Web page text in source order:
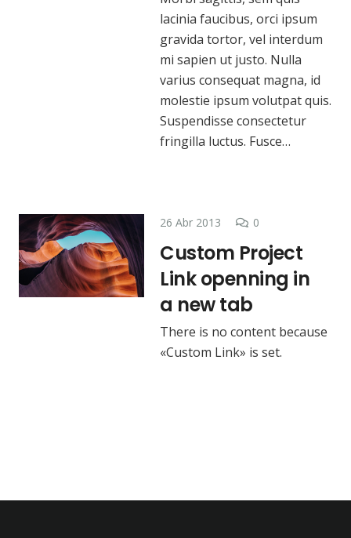
lacinia faucibus, orci ipsum
gravida tortor, vel interdum
mi sapien ut justo. Nulla
varius consequat magna, id
molestie ipsum volutpat quis.
Suspendisse consectetur
fringilla luctus. Fusce…
26 Abr 2013 0
Custom Project
Link openning in
a new tab
There is no content because
«Custom Link» is set.